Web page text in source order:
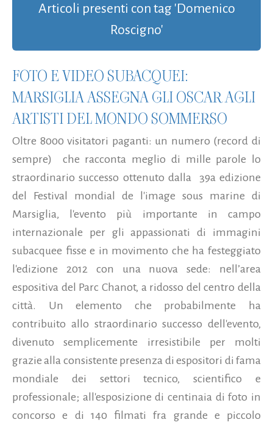
Articoli presenti con tag 'Domenico
Roscigno'
FOTO E VIDEO SUBACQUEI:
MARSIGLIA ASSEGNA GLI OSCAR AGLI
ARTISTI DEL MONDO SOMMERSO
Oltre 8000 visitatori paganti: un numero (record di
sempre) che racconta meglio di mille parole lo
straordinario successo ottenuto dalla 39a edizione
del Festival mondial de l'image sous marine di
Marsiglia, l'evento più importante in campo
internazionale per gli appassionati di immagini
subacquee fisse e in movimento che ha festeggiato
l'edizione 2012 con una nuova sede: nell’area
espositiva del Parc Chanot, a ridosso del centro della
città. Un elemento che probabilmente ha
contribuito allo straordinario successo dell'evento,
divenuto semplicemente irresistibile per molti
grazie alla consistente presenza di espositori di fama
mondiale dei settori tecnico, scientifico e
professionale; all'esposizione di centinaia di foto in
concorso e di 140 filmati fra grande e piccolo